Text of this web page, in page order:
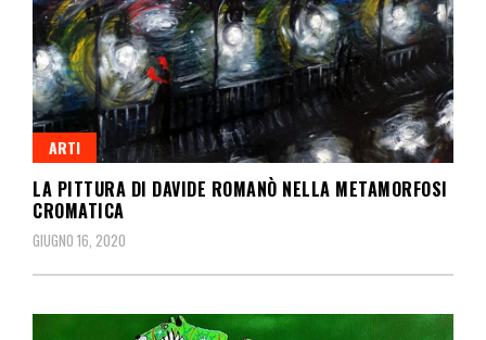
ARTI
LA PITTURA DI DAVIDE ROMANÒ NELLA METAMORFOSI
CROMATICA
GIUGNO 16, 2020